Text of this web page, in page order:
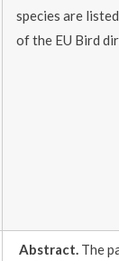
species are
of the EU Bird
Abstract. The